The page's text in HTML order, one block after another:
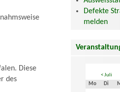
Diese
des
Defekte
melden
< Juli
Mo
Di